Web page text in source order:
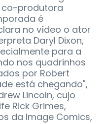
co-produtora
é
no vídeo o ator
Daryl Dixon,
para a
nos quadrinhos
por Robert
está chegando",
Lincoln, cujo
Rick Grimes,
da Image Comics,